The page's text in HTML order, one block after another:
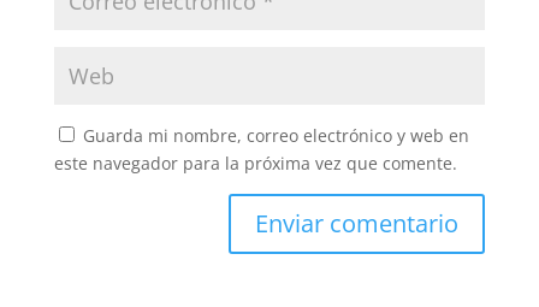
Guarda mi nombre, correo electrónico y web en
este navegador para la próxima vez que comente.